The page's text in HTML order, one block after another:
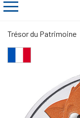
Trésor du Patrimoine